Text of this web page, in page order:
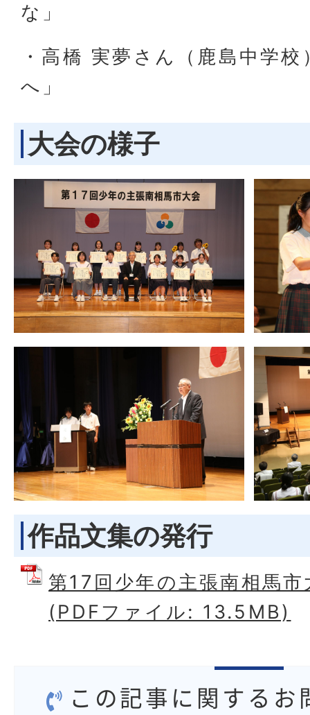
な」
・高橋 実夢さん（鹿島中学
へ」
大会の様子
作品文集の発行
第17回少年の主張南相馬
(PDFファイル: 13.5MB)
この記事に関するお